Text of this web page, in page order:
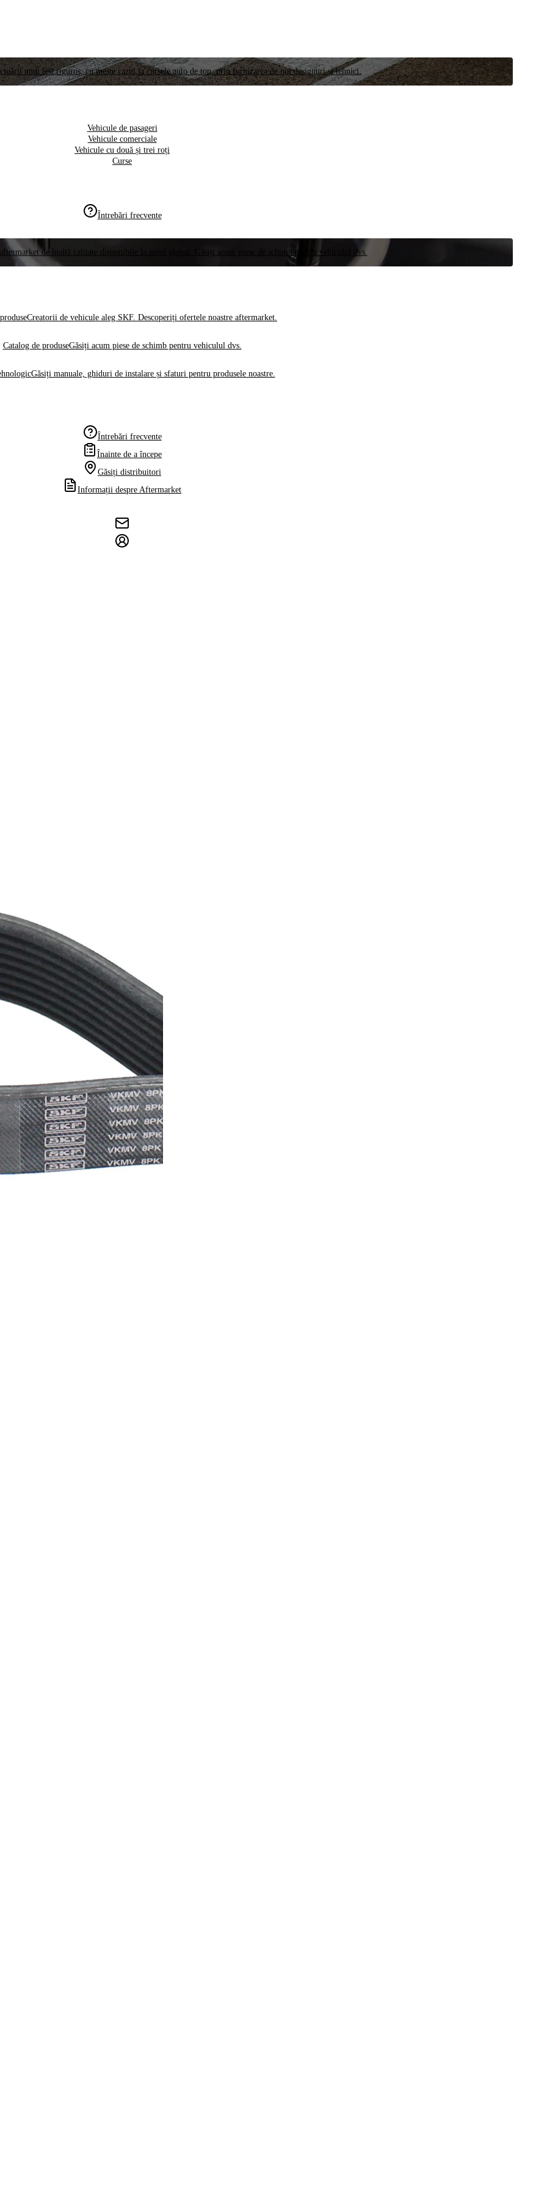
unui test riguros, cu meste cazul la cursele auto de top, prin furnizarea de noi designuri și tehnici.
Vehicule de pasageri
Vehicule comerciale
Vehicule cu două și trei roți
Curse
Întrebări frecvente
de înaltă calitate disponibile la nivel global. Găsiți acum piese de schimb pentru vehiculul dvs.
Creatorii de vehicule aleg SKF. Descoperiți ofertele noastre aftermarket.
Catalog de produseGăsiți acum piese de schimb pentru vehiculul dvs.
Găsiți manuale, ghiduri de instalare și sfaturi pentru produsele noastre.
Întrebări frecvente
Înainte de a începe
Găsiți distribuitori
Informații despre Aftermarket